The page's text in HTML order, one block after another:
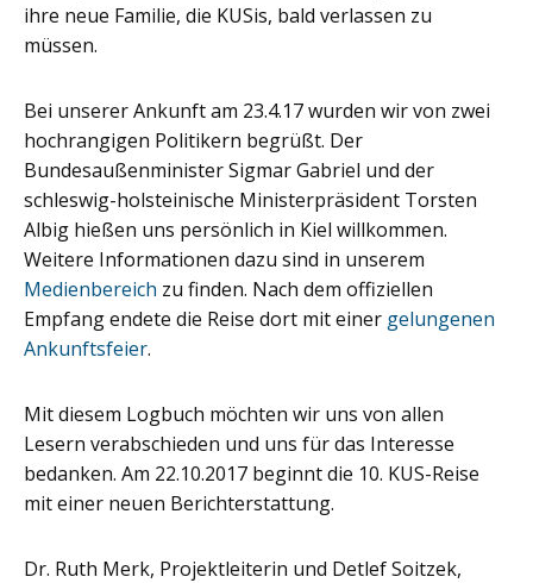
ihre neue Familie, die KUSis, bald verlassen zu
müssen.
Bei unserer Ankunft am 23.4.17 wurden wir von zwei
hochrangigen Politikern begrüßt. Der
Bundesaußenminister Sigmar Gabriel und der
schleswig-holsteinische Ministerpräsident Torsten
Albig hießen uns persönlich in Kiel willkommen.
Weitere Informationen dazu sind in unserem
Medienbereich zu finden. Nach dem offiziellen
Empfang endete die Reise dort mit einer gelungenen
Ankunftsfeier.
Mit diesem Logbuch möchten wir uns von allen
Lesern verabschieden und uns für das Interesse
bedanken. Am 22.10.2017 beginnt die 10. KUS-Reise
mit einer neuen Berichterstattung.
Dr. Ruth Merk, Projektleiterin und Detlef Soitzek,